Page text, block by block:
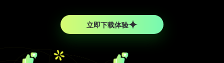
立即下载体验